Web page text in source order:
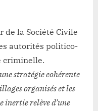
de la Société Civile
autorités politico-
criminelle.
stratégie cohérente
organisés et les
inertie relève d’une